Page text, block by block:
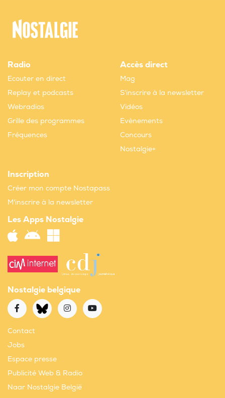
Radio
Ecouter en direct
Replay et podcasts
Webradios
Grille des programmes
Fréquences
Accès direct
Mag
S'inscrire à la newsletter
Vidéos
Evènements
Concours
Nostalgie+
Inscription
Créer mon compte Nostapass
M'inscrire à la newsletter
Les Apps Nostalgie
Nostalgie belgique
Contact
Jobs
Espace presse
Publicité Web & Radio
Naar Nostalgie België